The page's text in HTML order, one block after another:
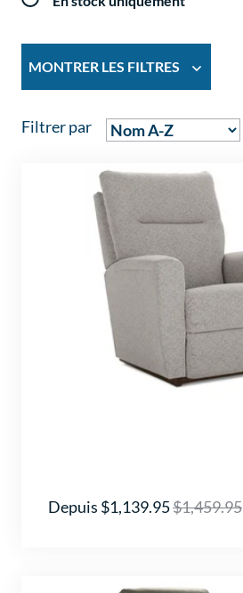
MONTRER LES FILTRES
Filtrer par
Depuis $1,139.95$1,459.95